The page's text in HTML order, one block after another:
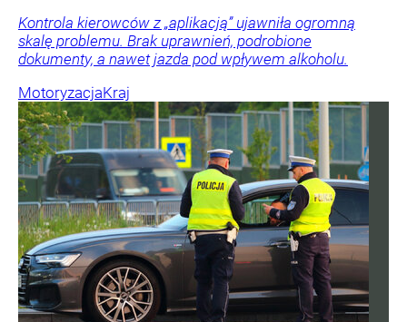
Kontrola kierowców z „aplikacją” ujawniła ogromną
skalę problemu. Brak uprawnień, podrobione
dokumenty, a nawet jazda pod wpływem alkoholu.
MotoryzacjaKraj